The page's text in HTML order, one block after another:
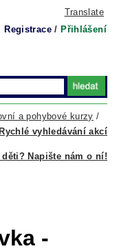
Translate
Registrace / Přihlášení
Rychlé vyhledávání akcí
a pohybové kurzy /
Napište nám o ní!
-